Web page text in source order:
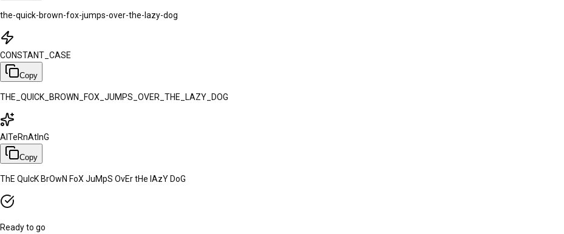
the-quick-brown-fox-jumps-over-the-lazy-dog
CONSTANT_CASE
Copy
THE_QUICK_BROWN_FOX_JUMPS_OVER_THE_LAZY_DOG
AlTeRnAtInG
Copy
ThE QuIcK BrOwN FoX JuMpS OvEr tHe lAzY DoG
Ready to go